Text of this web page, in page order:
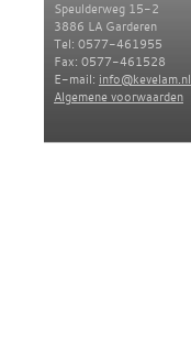
Speulderweg 15-2
3886 LA Garderen
Tel: 0577-461955
Fax: 0577-461528
E-mail: info@kevelam.nl
Algemene voorwaarden